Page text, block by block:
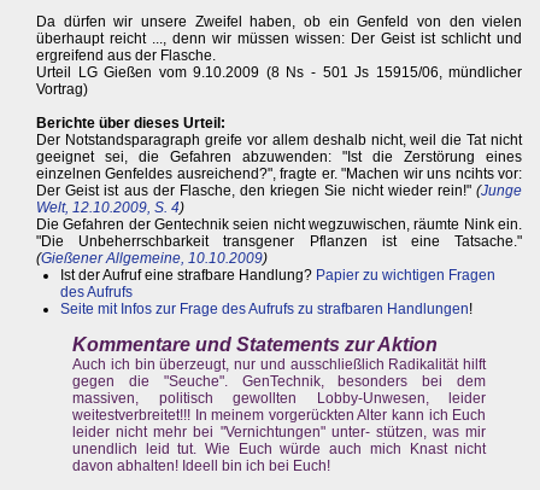
Da dürfen wir unsere Zweifel haben, ob ein Genfeld von den vielen
überhaupt reicht ..., denn wir müssen wissen: Der Geist ist schlicht und
ergreifend aus der Flasche.
Urteil LG Gießen vom 9.10.2009 (8 Ns - 501 Js 15915/06, mündlicher
Vortrag)
Berichte über dieses Urteil:
Der Notstandsparagraph greife vor allem deshalb nicht, weil die Tat nicht
geeignet sei, die Gefahren abzuwenden: "Ist die Zerstörung eines
einzelnen Genfeldes ausreichend?", fragte er. "Machen wir uns ncihts vor:
Der Geist ist aus der Flasche, den kriegen Sie nicht wieder rein!"(Junge
Welt, 12.10.2009, S. 4)
Die Gefahren der Gentechnik seien nicht wegzuwischen, räumte Nink ein.
"Die Unbeherrschbarkeit transgener Pflanzen ist eine Tatsache."
(Gießener Allgemeine, 10.10.2009)
Ist der Aufruf eine strafbare Handlung? Papier zu wichtigen Fragen
des Aufrufs
Seite mit Infos zur Frage des Aufrufs zu strafbaren Handlungen!
Kommentare und Statements zur Aktion
Auch ich bin überzeugt, nur und ausschließlich Radikalität hilft
gegen die "Seuche". GenTechnik, besonders bei dem
massiven, politisch gewollten Lobby-Unwesen, leider
weitestverbreitet!!! In meinem vorgerückten Alter kann ich Euch
leider nicht mehr bei "Vernichtungen" unter- stützen, was mir
unendlich leid tut. Wie Euch würde auch mich Knast nicht
davon abhalten! Ideell bin ich bei Euch!